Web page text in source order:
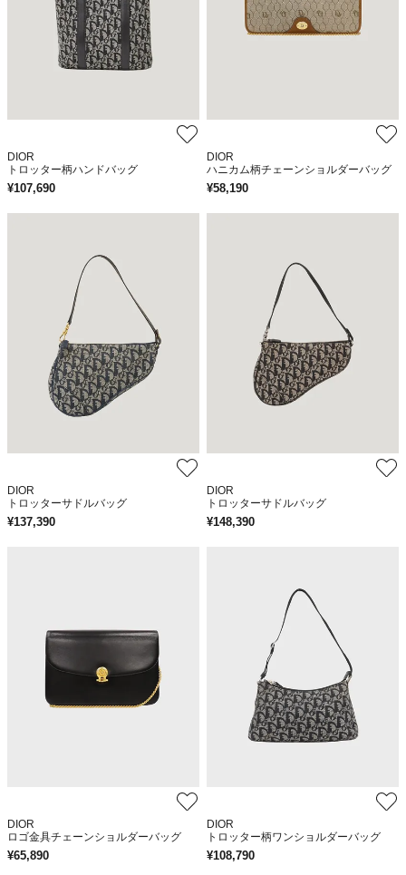
DIOR
トロッター柄ハンドバッグ
¥107,690
DIOR
ハニカム柄チェーンショルダーバッグ
¥58,190
DIOR
トロッターサドルバッグ
¥137,390
DIOR
トロッターサドルバッグ
¥148,390
DIOR
ロゴ金具チェーンショルダーバッグ
¥65,890
DIOR
トロッター柄ワンショルダーバッグ
¥108,790